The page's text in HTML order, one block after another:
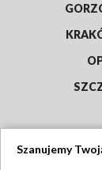
Szanujemy